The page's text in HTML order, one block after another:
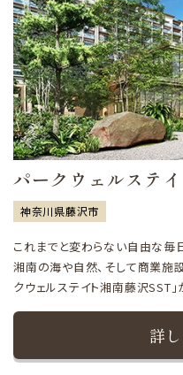
パークウェルステ
神奈川県藤沢市
これまでと変わらない自由な毎
湘南の海や自然、そして商業施
クウェルステイト湘南藤沢SST
詳